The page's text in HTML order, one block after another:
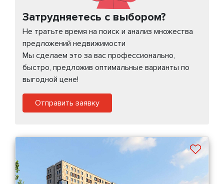
Затрудняетесь с выбором?
Не тратьте время на поиск и анализ множества
предложений недвижимости
Мы сделаем это за вас профессионально,
быстро, предложив оптимальные варианты по
выгодной цене!
Отправить заявку